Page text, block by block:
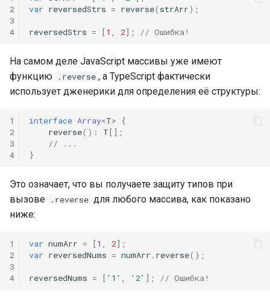
2
3
4
var reversedStrs = reverse( strArr);
reversedStrs = [1 2]; // Ошибка!
На самом деле JavaScript массивы уже имеют
функцию
.reverse , а TypeScript фактически
использует дженерики для определения её структуры:
1
2
3
4
interface Array<T>
{
reverse() : T[];
// ...
}
Это означает, что вы получаете защиту типов при
вызове
.reverse для любого массива, как показано
ниже:
1
2
3
4
var numArr = [1 2];
var reversedNums = numArr . reverse();
reversedNums = [ '1' '2' ]; // Ошибка!